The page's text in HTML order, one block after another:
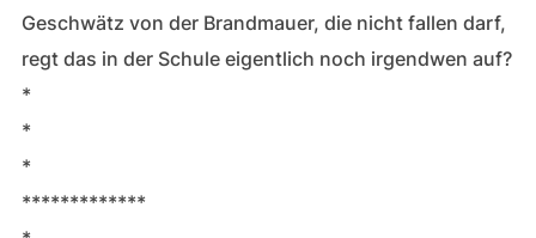
Geschwätz von der Brandmauer, die nicht fallen darf,
regt das in der Schule eigentlich noch irgendwen auf?
*
*
*
*************